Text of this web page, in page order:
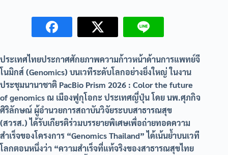
ประเทศไทยประกาศศักยภาพความก้าวหน้าด้านการแพทย์จี
โนมิกส์ (Genomics) บนเวทีระดับโลกอย่างยิ่งใหญ่ ในงาน
ประชุมนานาชาติ PacBio Prism 2026 : Color the future
of genomics ณ เมืองฟูกุโอกะ ประเทศญี่ปุ่น โดย นพ.ศุภกิจ
ศิริลักษณ์ ผู้อำนวยการสถาบันวิจัยระบบสาธารณสุข
(สวรส.) ได้รับเกียรติร่วมบรรยายพิเศษเพื่อถ่ายทอดความ
สำเร็จของโครงการ “Genomics Thailand” ได้เน้นย้ำบนเวที
โลกตอนหนึ่งว่า “ความสำเร็จที่แท้จริงของสาธารณสุขไทย